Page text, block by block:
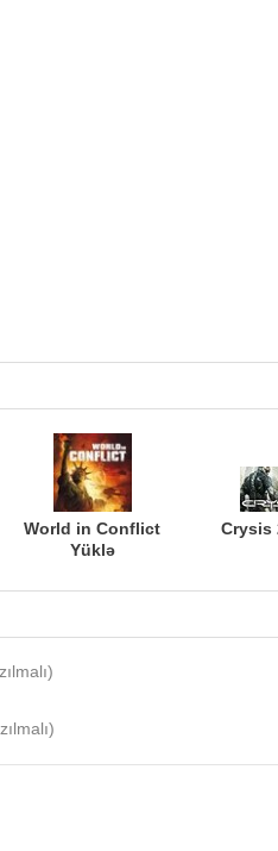
World in Conflict
Yüklə
Crysis